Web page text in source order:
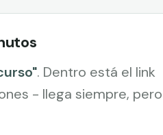
. Dentro está el link
- llega siempre, pero